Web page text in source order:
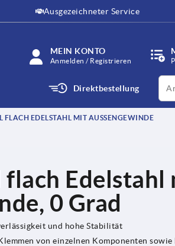
Ausgezeichneter Service
MEIN KONTO
Anmelden / Registrieren
Direktbestellung
FLACH EDELSTAHL MIT AUSSENGEWINDE
flach Edelstahl
0 Grad
und hohe Stabilität
von einzelnen Komponenten